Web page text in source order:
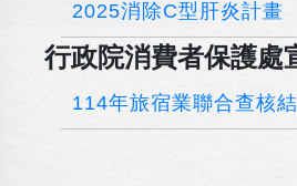
2025消除C型肝炎計畫
行政院消費者保護處
114年旅宿業聯合查核